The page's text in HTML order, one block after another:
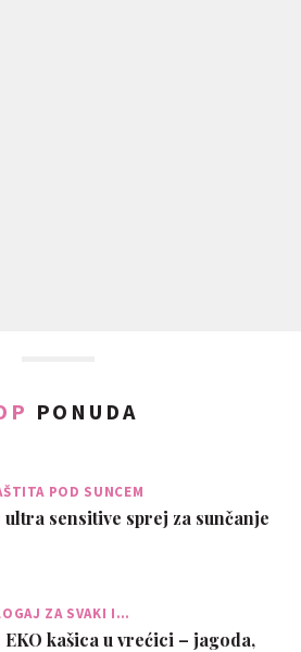
PONUDA
POD SUNCEM
ultra sensitive sprej za sunčanje
ZA SVAKI I…
EKO kašica u vrećici – jagoda,